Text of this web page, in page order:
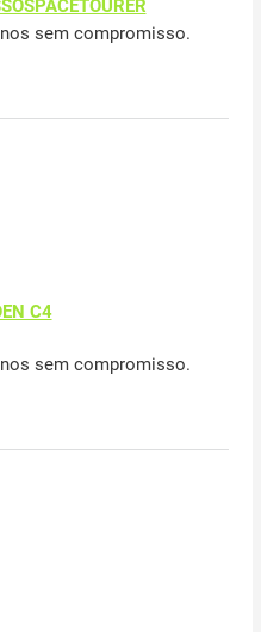
sem compromisso.
C4
sem compromisso.